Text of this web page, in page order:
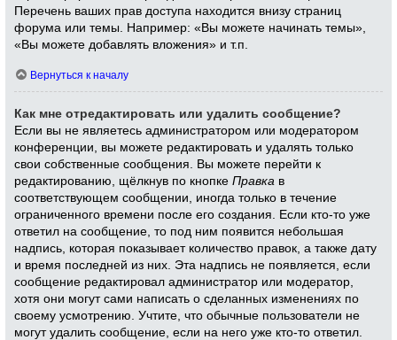
Перечень ваших прав доступа находится внизу страниц
форума или темы. Например: «Вы можете начинать темы»,
«Вы можете добавлять вложения» и т.п.
Вернуться к началу
Как мне отредактировать или удалить сообщение?
Если вы не являетесь администратором или модератором
конференции, вы можете редактировать и удалять только
свои собственные сообщения. Вы можете перейти к
редактированию, щёлкнув по кнопкеПравка в
соответствующем сообщении, иногда только в течение
ограниченного времени после его создания. Если кто-то уже
ответил на сообщение, то под ним появится небольшая
надпись, которая показывает количество правок, а также дату
и время последней из них. Эта надпись не появляется, если
сообщение редактировал администратор или модератор,
хотя они могут сами написать о сделанных изменениях по
своему усмотрению. Учтите, что обычные пользователи не
могут удалить сообщение, если на него уже кто-то ответил.